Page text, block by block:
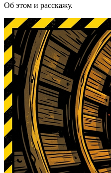
Об этом и расскажу.